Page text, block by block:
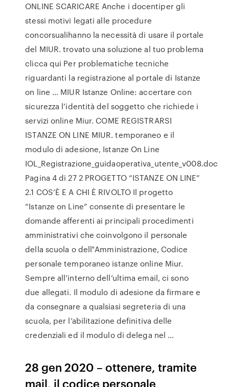
ONLINE SCARICARE Anche i docentiper gli
stessi motivi legati alle procedure
concorsualihanno la necessità di usare il portale
del MIUR. trovato una soluzione al tuo problema
clicca qui Per problematiche tecniche
riguardanti la registrazione al portale di Istanze
on line … MIUR Istanze Online: accertare con
sicurezza l’identità del soggetto che richiede i
servizi online Miur. COME REGISTRARSI
ISTANZE ON LINE MIUR. temporaneo e il
modulo di adesione, Istanze On Line
IOL_Registrazione_guidaoperativa_utente_v008.doc
Pagina 4 di 27 2 PROGETTO “ISTANZE ON LINE”
2.1 COS’È E A CHI È RIVOLTO Il progetto
“Istanze on Line” consente di presentare le
domande afferenti ai principali procedimenti
amministrativi che coinvolgono il personale
della scuola o dell‟Amministrazione, Codice
personale temporaneo istanze online Miur.
Sempre all’interno dell’ultima email, ci sono
due allegati. Il modulo di adesione da firmare e
da consegnare a qualsiasi segreteria di una
scuola, per l’abilitazione definitiva delle
credenziali ed il modulo di delega nel …
28 gen 2020 – ottenere, tramite
mail, il codice personale